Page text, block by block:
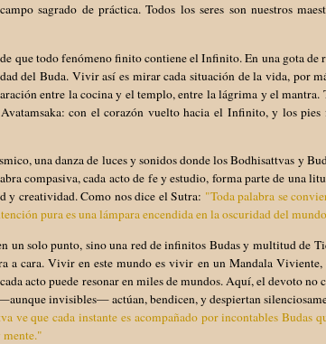
sagrado de práctica. Todos los seres son nuestros
que todo fenómeno finito contiene el Infinito. En una gota de
del Buda. Vivir así es mirar cada situación de la vida, por
entre la cocina y el templo, entre la lágrima y el mantra.
con el corazón vuelto hacia el Infinito, y los pies
una danza de luces y sonidos donde los Bodhisattvas y
compasiva, cada acto de fe y estudio, forma parte de una
y creatividad. Como nos dice el Sutra: "Toda palabra se
pura es una lámpara encendida en la oscuridad del
un solo punto, sino una red de infinitos Budas y multitud de
a cara. Vivir en este mundo es vivir en un Mandala Viviente,
acto puede resonar en miles de mundos. Aquí, el devoto no
invisibles— actúan, bendicen, y despiertan
ve que cada instante es acompañado por incontables Budas
mente."